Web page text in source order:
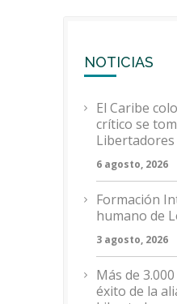
NOTICIAS
El Caribe
crítico se
Libertadores
6 agosto, 2026
Formación
humano de
3 agosto, 2026
Más de
éxito de la